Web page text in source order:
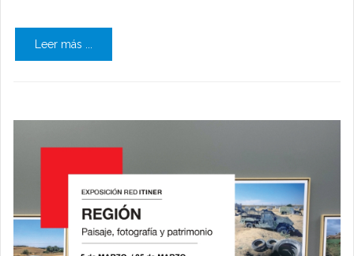
Leer más ...